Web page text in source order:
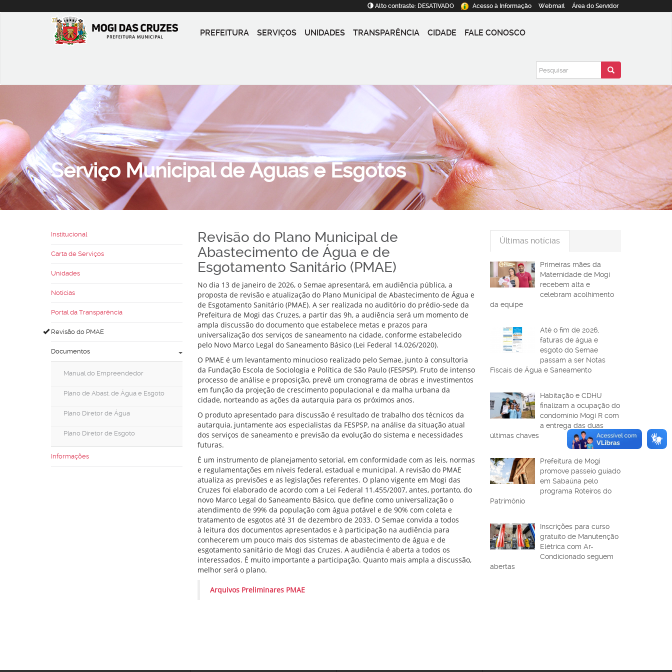
Alto contraste: DESATIVADO Acesso à Informação Webmail Área do Servidor
PREFEITURA SERVIÇOS UNIDADES TRANSPARÊNCIA CIDADE FALE CONOSCO
Serviço Municipal de Águas e Esgotos
Institucional
Carta de Serviços
Unidades
Notícias
Portal da Transparência
Revisão do PMAE
Documentos
Manual do Empreendedor
Plano de Abast. de Água e Esgoto
Plano Diretor de Água
Plano Diretor de Esgoto
Informações
Revisão do Plano Municipal de
Abastecimento de Água e de
Esgotamento Sanitário (PMAE)
No dia 13 de janeiro de 2026, o Semae apresentará, em audiência pública, a
proposta de revisão e atualização do Plano Municipal de Abastecimento de Água e
de Esgotamento Sanitário (PMAE). A ser realizada no auditório do prédio-sede da
Prefeitura de Mogi das Cruzes, a partir das 9h, a audiência será um momento de
ampla discussão do documento que estabelece metas e prazos para
universalização dos serviços de saneamento na cidade, conforme estabelecido
pelo Novo Marco Legal do Saneamento Básico (Lei Federal 14.026/2020).
O PMAE é um levantamento minucioso realizado pelo Semae, junto à consultoria
da Fundação Escola de Sociologia e Política de São Paulo (FESPSP). Fruto de intenso
processo de análise e proposição, prevê um cronograma de obras e investimentos
em função da projeção de crescimento populacional e da malha urbana da
cidade, norteando as ações da autarquia para os próximos anos.
O produto apresentado para discussão é resultado de trabalho dos técnicos da
autarquia, juntamente aos especialistas da FESPSP, na análise da situação atual
dos serviços de saneamento e previsão da evolução do sistema e necessidades
futuras.
É um instrumento de planejamento setorial, em conformidade com as leis, normas
e regulamentações em níveis federal, estadual e municipal. A revisão do PMAE
atualiza as previsões e as legislações referentes. O plano vigente em Mogi das
Cruzes foi elaborado de acordo com a Lei Federal 11.455/2007, antes, portanto, do
novo Marco Legal do Saneamento Básico, que define como universalização o
atendimento de 99% da população com água potável e de 90% com coleta e
tratamento de esgotos até 31 de dezembro de 2033. O Semae convida a todos
à leitura dos documentos apresentados e à participação na audiência para
conhecerem um pouco mais dos sistemas de abastecimento de água e de
esgotamento sanitário de Mogi das Cruzes. A audiência é aberta a todos os
interessados. É muito importante a participação. Quanto mais ampla a discussão,
melhor será o plano.
Arquivos Preliminares PMAE
Últimas notícias
Primeiras mães da
Maternidade de Mogi
recebem alta e
celebram acolhimento
da equipe
Até o fim de 2026,
faturas de água e
esgoto do Semae
passam a ser Notas
Fiscais de Água e Saneamento
Habitação e CDHU
finalizam a ocupação do
condomínio Mogi R com
a entrega das duas
últimas chaves
Prefeitura de Mogi
promove passeio guiado
em Sabaúna pelo
programa Roteiros do
Patrimônio
Inscrições para curso
gratuito de Manutenção
Elétrica com Ar-
Condicionado seguem
abertas